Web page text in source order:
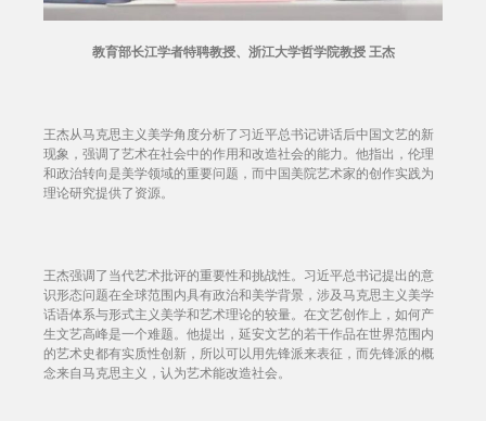
教育部长江学者特聘教授、浙江大学哲学院教授 王杰
王杰从马克思主义美学角度分析了习近平总书记讲话后中国文艺的新
现象，强调了艺术在社会中的作用和改造社会的能力。他指出，伦理
和政治转向是美学领域的重要问题，而中国美院艺术家的创作实践为
理论研究提供了资源。
王杰强调了当代艺术批评的重要性和挑战性。习近平总书记提出的意
识形态问题在全球范围内具有政治和美学背景，涉及马克思主义美学
话语体系与形式主义美学和艺术理论的较量。在文艺创作上，如何产
生文艺高峰是一个难题。他提出，延安文艺的若干作品在世界范围内
的艺术史都有实质性创新，所以可以用先锋派来表征，而先锋派的概
念来自马克思主义，认为艺术能改造社会。